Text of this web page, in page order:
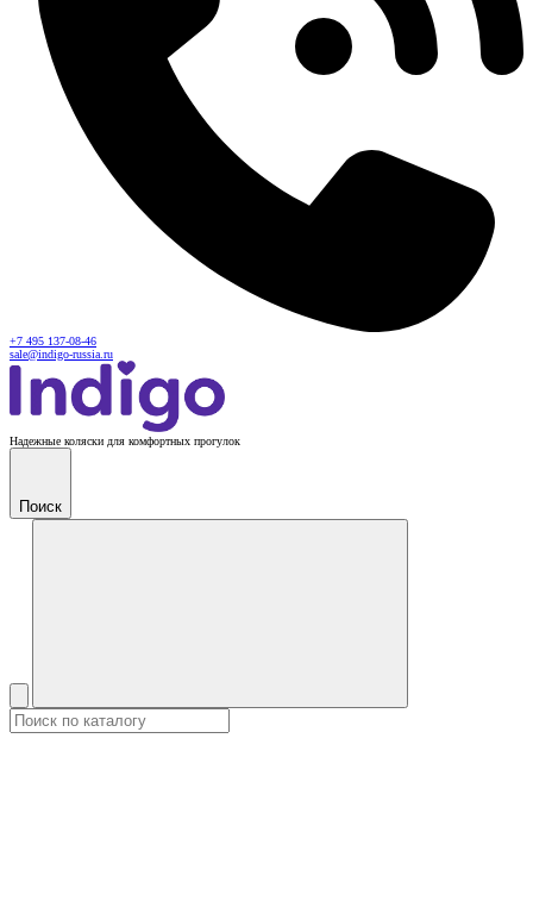
+7 495 137-08-46
sale@indigo-russia.ru
Надежные коляски для комфортных прогулок
Поиск